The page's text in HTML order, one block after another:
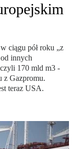
ciągu pół roku „z
innych
170 mld m3 -
z Gazpromu.
teraz USA.